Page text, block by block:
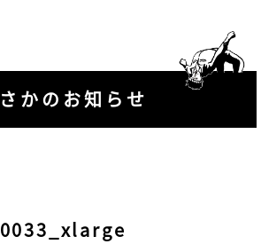
かのお知らせ
0033_xlarge